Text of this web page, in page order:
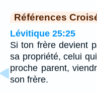
Références
Lévitique 25:25
Si ton frère devient
sa propriété, celui
proche parent,
son frère.